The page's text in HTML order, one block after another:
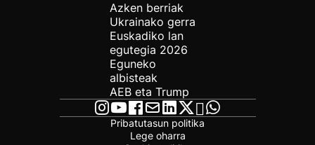
Azken berriak
Ukrainako gerra
Euskadiko lan
egutegia 2026
Eguneko
albisteak
AEB eta Trump
Pribatutasun politika
Lege oharra